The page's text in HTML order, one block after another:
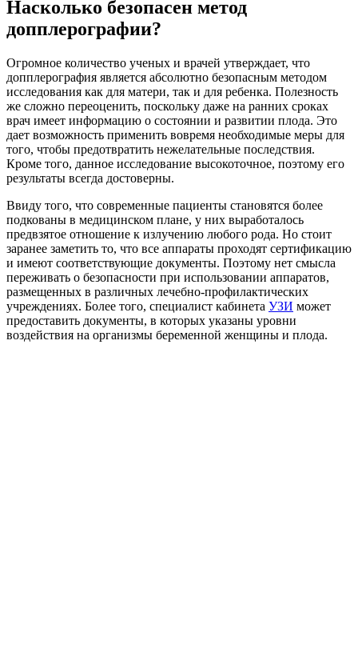
Насколько безопасен метод
допплерографии?
Огромное количество ученых и врачей утверждает, что
допплерография является абсолютно безопасным методом
исследования как для матери, так и для ребенка. Полезность
же сложно переоценить, поскольку даже на ранних сроках
врач имеет информацию о состоянии и развитии плода. Это
дает возможность применить вовремя необходимые меры для
того, чтобы предотвратить нежелательные последствия.
Кроме того, данное исследование высокоточное, поэтому его
результаты всегда достоверны.
Ввиду того, что современные пациенты становятся более
подкованы в медицинском плане, у них выработалось
предвзятое отношение к излучению любого рода. Но стоит
заранее заметить то, что все аппараты проходят сертификацию
и имеют соответствующие документы. Поэтому нет смысла
переживать о безопасности при использовании аппаратов,
размещенных в различных лечебно-профилактических
учреждениях. Более того, специалист кабинета УЗИ может
предоставить документы, в которых указаны уровни
воздействия на организмы беременной женщины и плода.